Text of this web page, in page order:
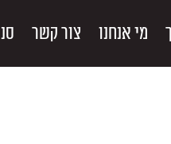
מי אנחנו צור קשר